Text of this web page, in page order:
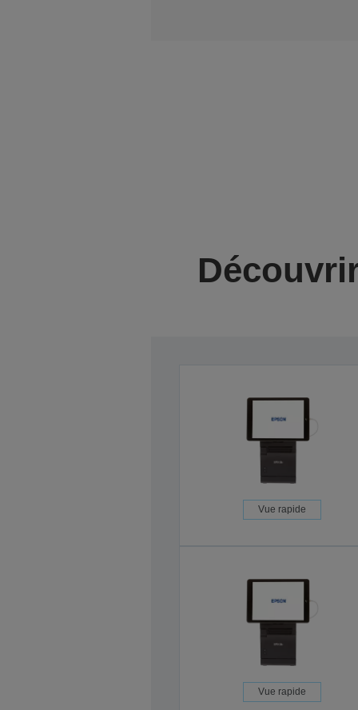
Vue rapide
Vue rapide